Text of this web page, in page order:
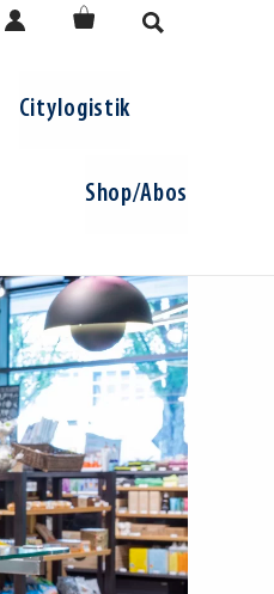
Citylogistik
Shop/Abos